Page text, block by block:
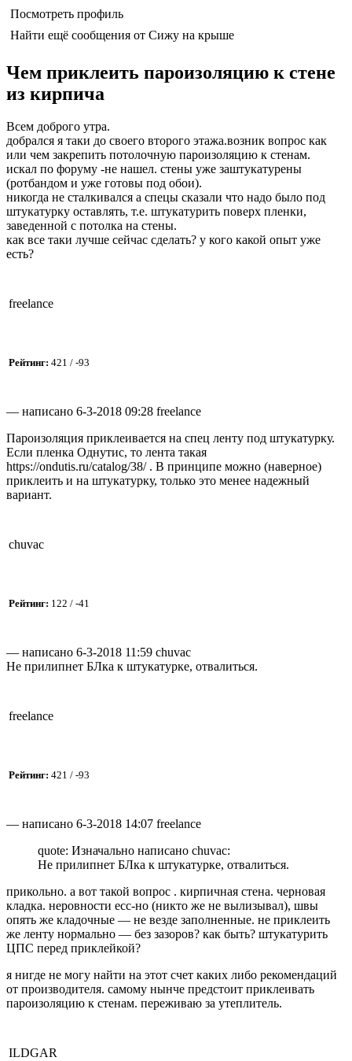
Посмотреть профиль
Найти ещё сообщения от Сижу на крыше
Чем приклеить пароизоляцию к стене
из кирпича
Всем доброго утра.
добрался я таки до своего второго этажа.возник вопрос как
или чем закрепить потолочную пароизоляцию к стенам.
искал по форуму -не нашел. стены уже заштукатурены
(ротбандом и уже готовы под обои).
никогда не сталкивался а спецы сказали что надо было под
штукатурку оставлять, т.е. штукатурить поверх пленки,
заведенной с потолка на стены.
как все таки лучше сейчас сделать? у кого какой опыт уже
есть?
freelance
Рейтинг: 421 / -93
— написано 6-3-2018 09:28 freelance
Пароизоляция приклеивается на спец ленту под штукатурку.
Если пленка Однутис, то лента такая
https://ondutis.ru/catalog/38/ . В принципе можно (наверное)
приклеить и на штукатурку, только это менее надежный
вариант.
chuvac
Рейтинг: 122 / -41
— написано 6-3-2018 11:59 chuvac
Не прилипнет БЛка к штукатурке, отвалиться.
freelance
Рейтинг: 421 / -93
— написано 6-3-2018 14:07 freelance
quote: Изначально написано chuvac:
Не прилипнет БЛка к штукатурке, отвалиться.
прикольно. а вот такой вопрос . кирпичная стена. черновая
кладка. неровности есс-но (никто же не вылизывал), швы
опять же кладочные — не везде заполненные. не приклеить
же ленту нормально — без зазоров? как быть? штукатурить
ЦПС перед приклейкой?
я нигде не могу найти на этот счет каких либо рекомендаций
от производителя. самому нынче предстоит приклеивать
пароизоляцию к стенам. переживаю за утеплитель.
ILDGAR